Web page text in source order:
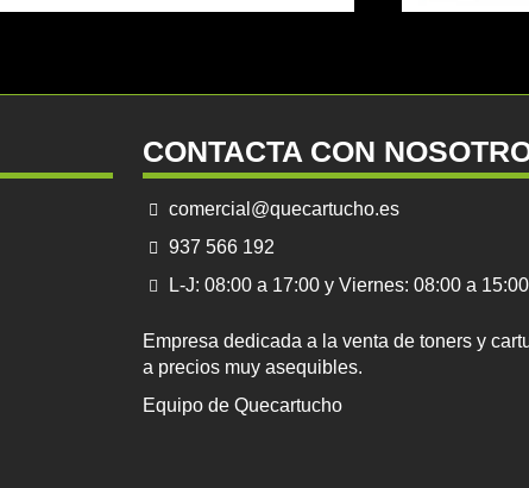
CONTACTA CON
comercial@quecartucho.es
937 566 192
L-J: 08:00 a 17:00 y Viernes: 08:00 a 15:00
Empresa dedicada a la venta de toners y
a precios muy asequibles.
Equipo de Quecartucho